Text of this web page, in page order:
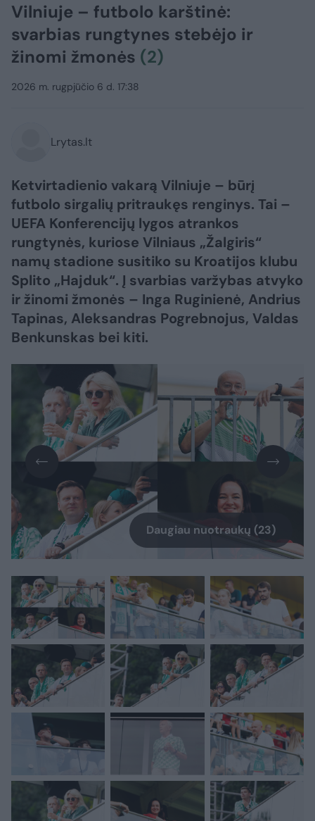
Vilniuje – futbolo karštinė:
svarbias rungtynes stebėjo ir
žinomi žmonės (2)
2026 m. rugpjūčio 6 d. 17:38
Lrytas.lt
Ketvirtadienio vakarą Vilniuje – būrį
futbolo sirgalių pritraukęs renginys. Tai –
UEFA Konferencijų lygos atrankos
rungtynės, kuriose Vilniaus „Žalgiris“
namų stadione susitiko su Kroatijos klubu
Splito „Hajduk“. Į svarbias varžybas atvyko
ir žinomi žmonės – Inga Ruginienė, Andrius
Tapinas, Aleksandras Pogrebnojus, Valdas
Benkunskas bei kiti.
Daugiau nuotraukų (23)